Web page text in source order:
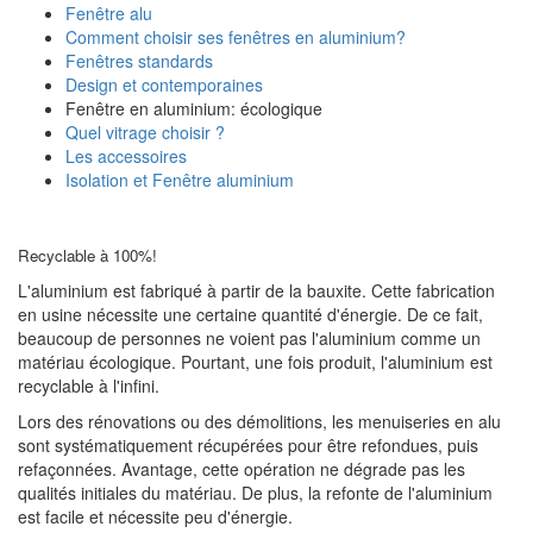
Fenêtre alu
Comment choisir ses fenêtres en aluminium?
Fenêtres standards
Design et contemporaines
Fenêtre en aluminium: écologique
Quel vitrage choisir ?
Les accessoires
Isolation et Fenêtre aluminium
Recyclable à 100%!
L'aluminium est fabriqué à partir de la bauxite. Cette fabrication
en usine nécessite une certaine quantité d'énergie. De ce fait,
beaucoup de personnes ne voient pas l'aluminium comme un
matériau écologique. Pourtant, une fois produit, l'aluminium est
recyclable à l'infini.
Lors des rénovations ou des démolitions, les menuiseries en alu
sont systématiquement récupérées pour être refondues, puis
refaçonnées. Avantage, cette opération ne dégrade pas les
qualités initiales du matériau. De plus, la refonte de l'aluminium
est facile et nécessite peu d'énergie.